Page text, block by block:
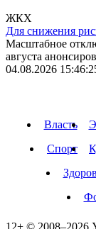
ЖКХ
Для снижения
Масштабное
августа
04.08.2026
Власть
Спорт